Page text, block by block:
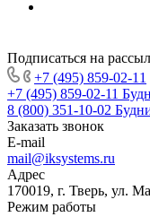
Подписаться на
+7 (495) 859-02-11
+7 (495) 859-02-11
8 (800) 351-10-02
Заказать звонок
E-mail
mail@iksystems.ru
Адрес
170019, г. Тверь, ул.
Режим работы